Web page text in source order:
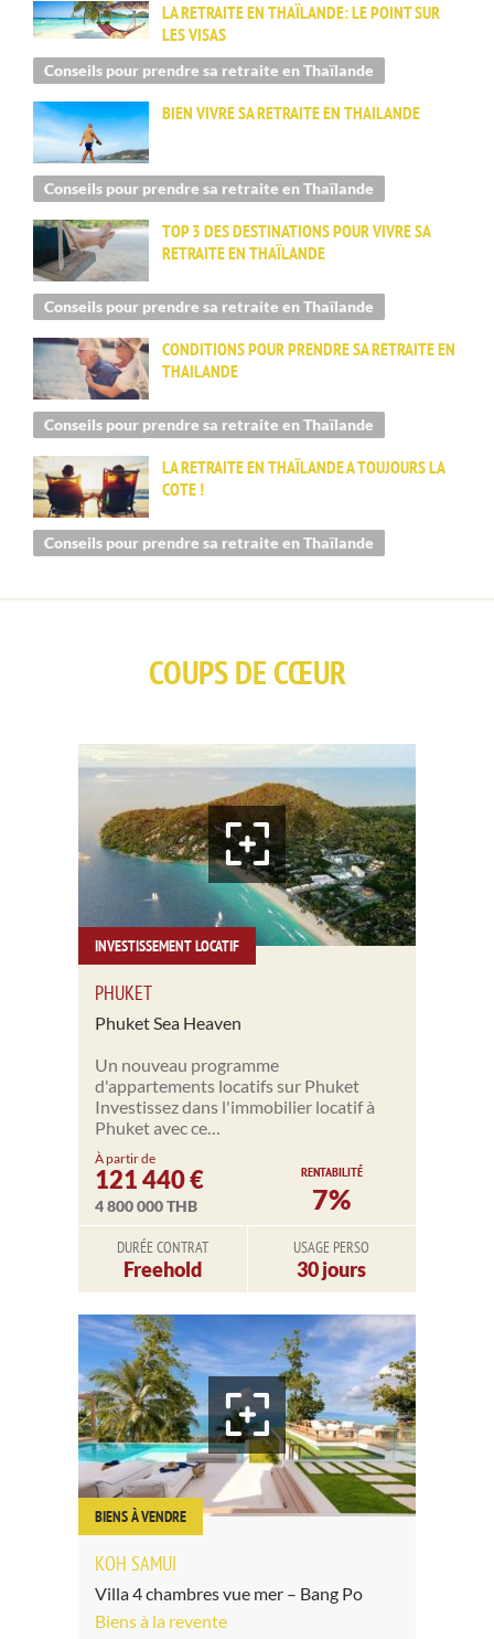
LA RETRAITE EN THAÏLANDE: LE POINT SUR
LES VISAS
Conseils pour prendre sa retraite en Thaïlande
BIEN VIVRE SA RETRAITE EN THAILANDE
Conseils pour prendre sa retraite en Thaïlande
TOP 3 DES DESTINATIONS POUR VIVRE SA
RETRAITE EN THAÏLANDE
Conseils pour prendre sa retraite en Thaïlande
CONDITIONS POUR PRENDRE SA RETRAITE EN
THAILANDE
Conseils pour prendre sa retraite en Thaïlande
LA RETRAITE EN THAÏLANDE A TOUJOURS LA
COTE !
Conseils pour prendre sa retraite en Thaïlande
COUPS DE CŒUR
INVESTISSEMENT LOCATIF
PHUKET
Phuket Sea Heaven
Un nouveau programme
d'appartements locatifs sur Phuket
Investissez dans l'immobilier locatif à
Phuket avec ce…
À partir de
121 440 €
4 800 000 THB
RENTABILITÉ
7%
DURÉE CONTRAT
Freehold
USAGE PERSO
30 jours
BIENS À VENDRE
KOH SAMUI
Villa 4 chambres vue mer – Bang Po
Biens à la revente